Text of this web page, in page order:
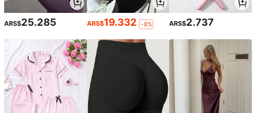
ARS$25.285 ARS$19.332 -8% ARS$2.737